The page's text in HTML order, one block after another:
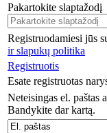
Pakartokite slaptažodį
Registruodamiesi jūs
ir slapukų politika
Registruotis
Esate registruotas
Neteisingas el. paštas
Bandykite dar kartą.